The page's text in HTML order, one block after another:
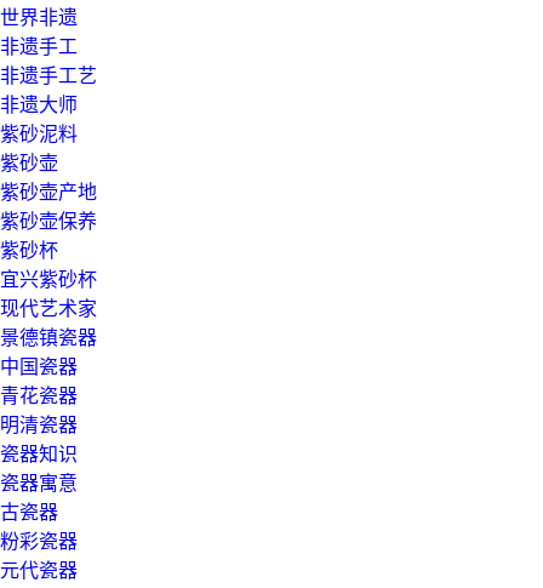
世界非遗
非遗手工
非遗手工艺
非遗大师
紫砂泥料
紫砂壶
紫砂壶产地
紫砂壶保养
紫砂杯
宜兴紫砂杯
现代艺术家
景德镇瓷器
中国瓷器
青花瓷器
明清瓷器
瓷器知识
瓷器寓意
古瓷器
粉彩瓷器
元代瓷器